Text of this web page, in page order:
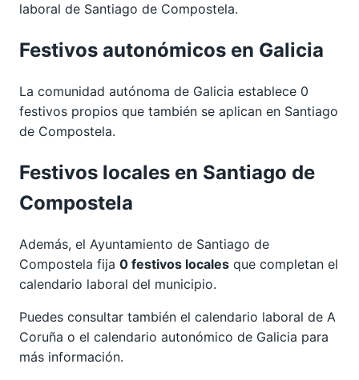
laboral de Santiago de Compostela.
Festivos autonómicos en Galicia
La comunidad autónoma de Galicia establece 0
festivos propios que también se aplican en Santiago
de Compostela.
Festivos locales en Santiago de
Compostela
Además, el Ayuntamiento de Santiago de
Compostela fija 0 festivos locales que completan el
calendario laboral del municipio.
Puedes consultar también el calendario laboral de A
Coruña o el calendario autonómico de Galicia para
más información.